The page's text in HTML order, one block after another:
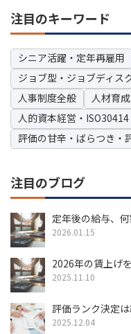
注目のキーワード
シニア活躍・定年再雇用
ジョブ型・ジョブディス
人事制度全般
人材育
人的資本経営・ISO30414
評価の甘辛・ばらつき・
注目のブログ
定年後の給与、
2026.01.15
2026年の賃上げ
2025.11.10
評価ランク決定
2025.12.04